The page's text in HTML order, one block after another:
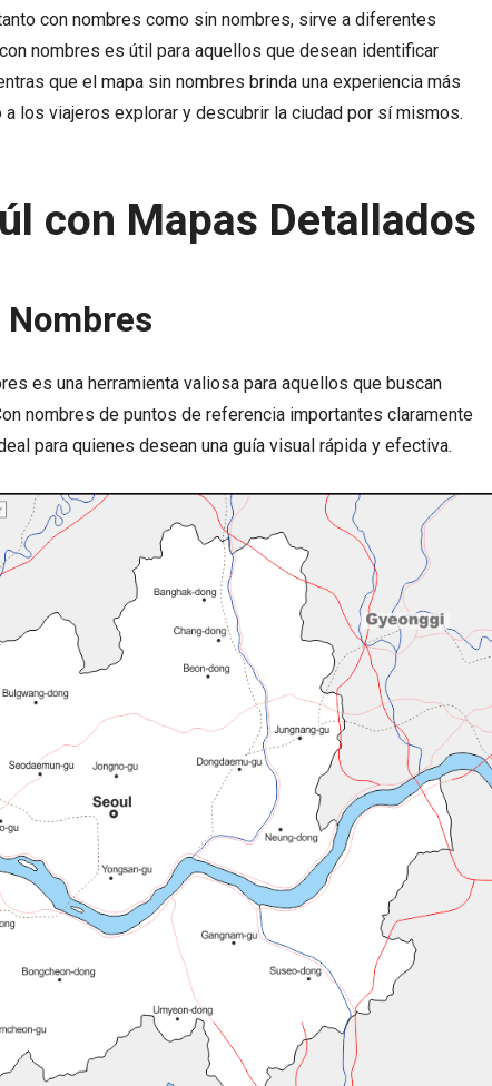
con nombres como sin nombres, sirve a diferentes
nombres es útil para aquellos que desean identificar
que el mapa sin nombres brinda una experiencia más
los viajeros explorar y descubrir la ciudad por sí mismos.
con Mapas Detallados
Nombres
es una herramienta valiosa para aquellos que buscan
nombres de puntos de referencia importantes claramente
para quienes desean una guía visual rápida y efectiva.
BALNEARIOS 11 JUNIO, 2025
Balneario Las Termas – Guerrero
BALNEARIOS 11 JUNIO,
Balneario Santa